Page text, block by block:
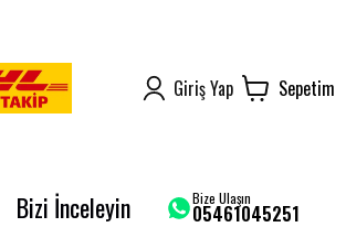
Giriş Yap Sepetim
Bizi İnceleyin Bize Ulaşın
05461045251